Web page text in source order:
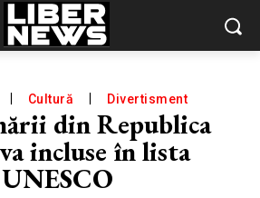
Cultură Divertisment
din Republica
incluse în lista
UNESCO